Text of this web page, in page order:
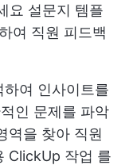
요 설문지 템플
여 직원 피드백
여 인사이트를
인 문제를 파악
역을 찾아 직원
ClickUp 작업 를